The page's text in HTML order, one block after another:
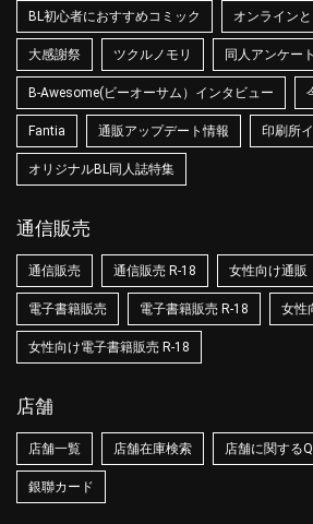
BL初心者におすすめコミック オンライン
大感謝祭 ツクルノモリ 同人アンケート
B-Awesome(ビーオーサム）インタビュー
Fantia 通販アップデート情報 印刷所
オリジナルBL同人誌特集
通信販売
通信販売 通信販売 R-18 女性向け通販
電子書籍販売 電子書籍販売 R-18 女性
女性向け電子書籍販売 R-18
店舗
店舗一覧 店舗在庫検索 店舗に関する
銀聯カード